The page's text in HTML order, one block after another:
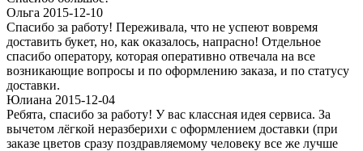
Ольга 2015-12-10
Спасибо за работу! Переживала, что не успеют вовремя
доставить букет, но, как оказалось, напрасно! Отдельное
спасибо оператору, которая оперативно отвечала на все
возникающие вопросы и по оформлению заказа, и по статусу
доставки.
Юлиана 2015-12-04
Ребята, спасибо за работу! У вас классная идея сервиса. За
вычетом лёгкой неразберихи с оформлением доставки (при
заказе цветов сразу поздравляемому человеку все же лучше